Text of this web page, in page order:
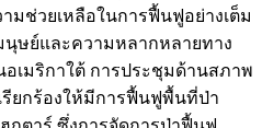
มช่วยเหลือในการฟื้นฟูอย่างเต็ม
ษย์และความหลากหลายทาง
เมริกาใต้ การประชุมด้านสภาพ
ยกร้องให้มีการฟื้นฟูพื้นที่ป่า